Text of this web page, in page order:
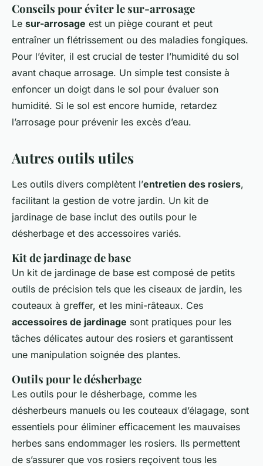
Conseils pour éviter le sur-arrosage
Le sur-arrosage est un piège courant et peut
entraîner un flétrissement ou des maladies fongiques.
Pour l’éviter, il est crucial de tester l’humidité du sol
avant chaque arrosage. Un simple test consiste à
enfoncer un doigt dans le sol pour évaluer son
humidité. Si le sol est encore humide, retardez
l’arrosage pour prévenir les excès d’eau.
Autres outils utiles
Les outils divers complètent l’entretien des rosiers,
facilitant la gestion de votre jardin. Un kit de
jardinage de base inclut des outils pour le
désherbage et des accessoires variés.
Kit de jardinage de base
Un kit de jardinage de base est composé de petits
outils de précision tels que les ciseaux de jardin, les
couteaux à greffer, et les mini-râteaux. Ces
accessoires de jardinage sont pratiques pour les
tâches délicates autour des rosiers et garantissent
une manipulation soignée des plantes.
Outils pour le désherbage
Les outils pour le désherbage, comme les
désherbeurs manuels ou les couteaux d’élagage, sont
essentiels pour éliminer efficacement les mauvaises
herbes sans endommager les rosiers. Ils permettent
de s’assurer que vos rosiers reçoivent tous les